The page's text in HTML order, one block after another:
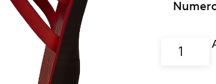
Ciabatta
Shu'fat